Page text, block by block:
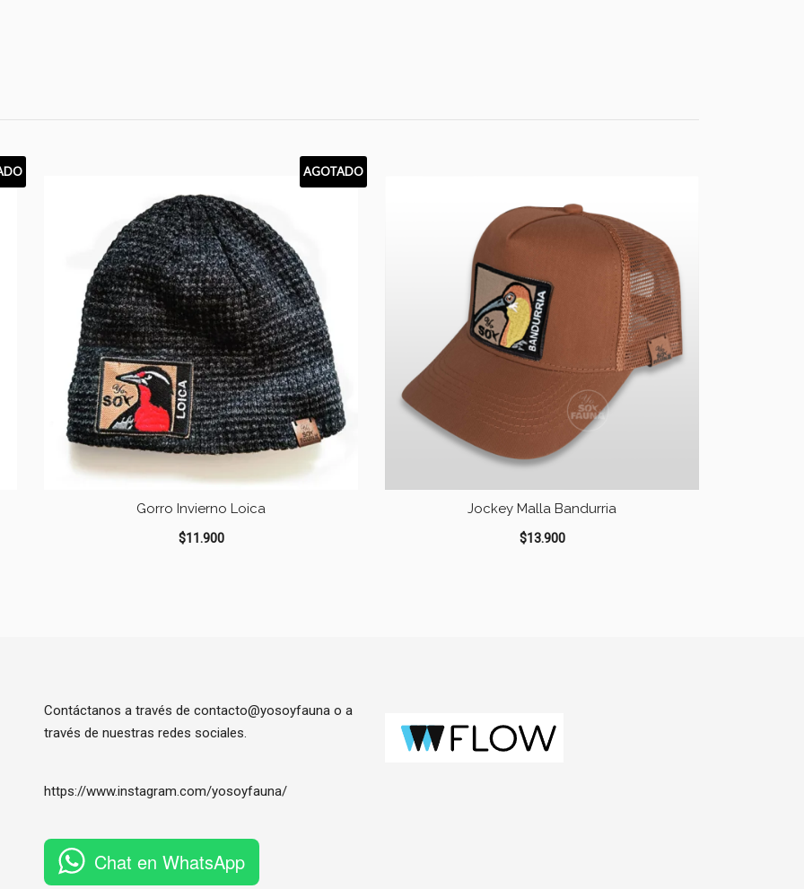
AGOTADO
Gorro Invierno Loica
$11.900
Jockey Malla Bandurria
$13.900
Contáctanos a través de contacto@yosoyfauna o a
través de nuestras redes sociales.
https://www.instagram.com/yosoyfauna/
Chat en WhatsApp